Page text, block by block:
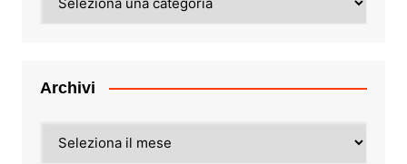
Archivi